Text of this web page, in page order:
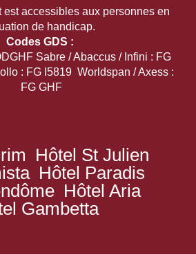
est accessibles aux personnes en
de handicap.
Codes GDS :
Sabre / Abaccus / Infini : FG
: FG I5819 Worldspan / Axess :
FG GHF
Hôtel St Julien
Hôtel Paradis
Hôtel Aria
Gambetta